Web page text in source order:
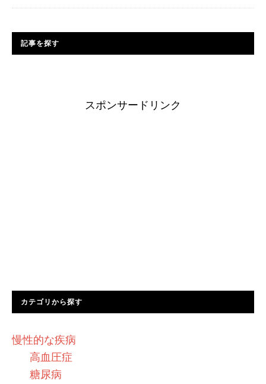
記事を探す
スポンサードリンク
カテゴリから探す
慢性的な疾病
高血圧症
糖尿病